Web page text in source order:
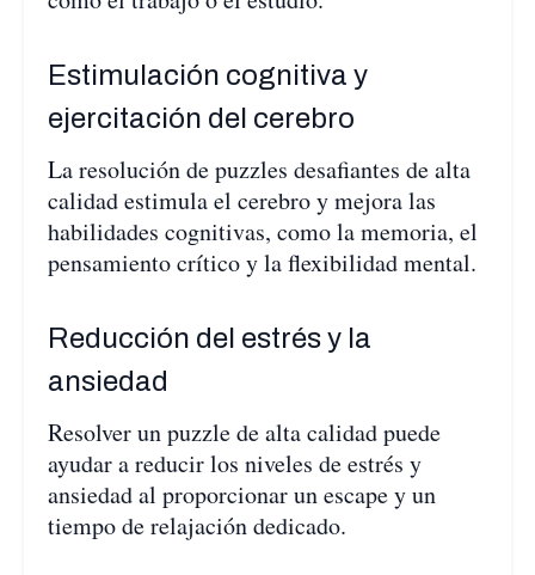
Estimulación cognitiva y
ejercitación del cerebro
La resolución de puzzles desafiantes de alta
calidad estimula el cerebro y mejora las
habilidades cognitivas, como la memoria, el
pensamiento crítico y la flexibilidad mental.
Reducción del estrés y la
ansiedad
Resolver un puzzle de alta calidad puede
ayudar a reducir los niveles de estrés y
ansiedad al proporcionar un escape y un
tiempo de relajación dedicado.